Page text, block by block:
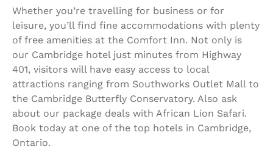
Whether you’re travelling for business or for
leisure, you’ll find fine accommodations with plenty
of free amenities at the Comfort Inn. Not only is
our Cambridge hotel just minutes from Highway
401, visitors will have easy access to local
attractions ranging from Southworks Outlet Mall to
the Cambridge Butterfly Conservatory. Also ask
about our package deals with African Lion Safari.
Book today at one of the top hotels in Cambridge,
Ontario.